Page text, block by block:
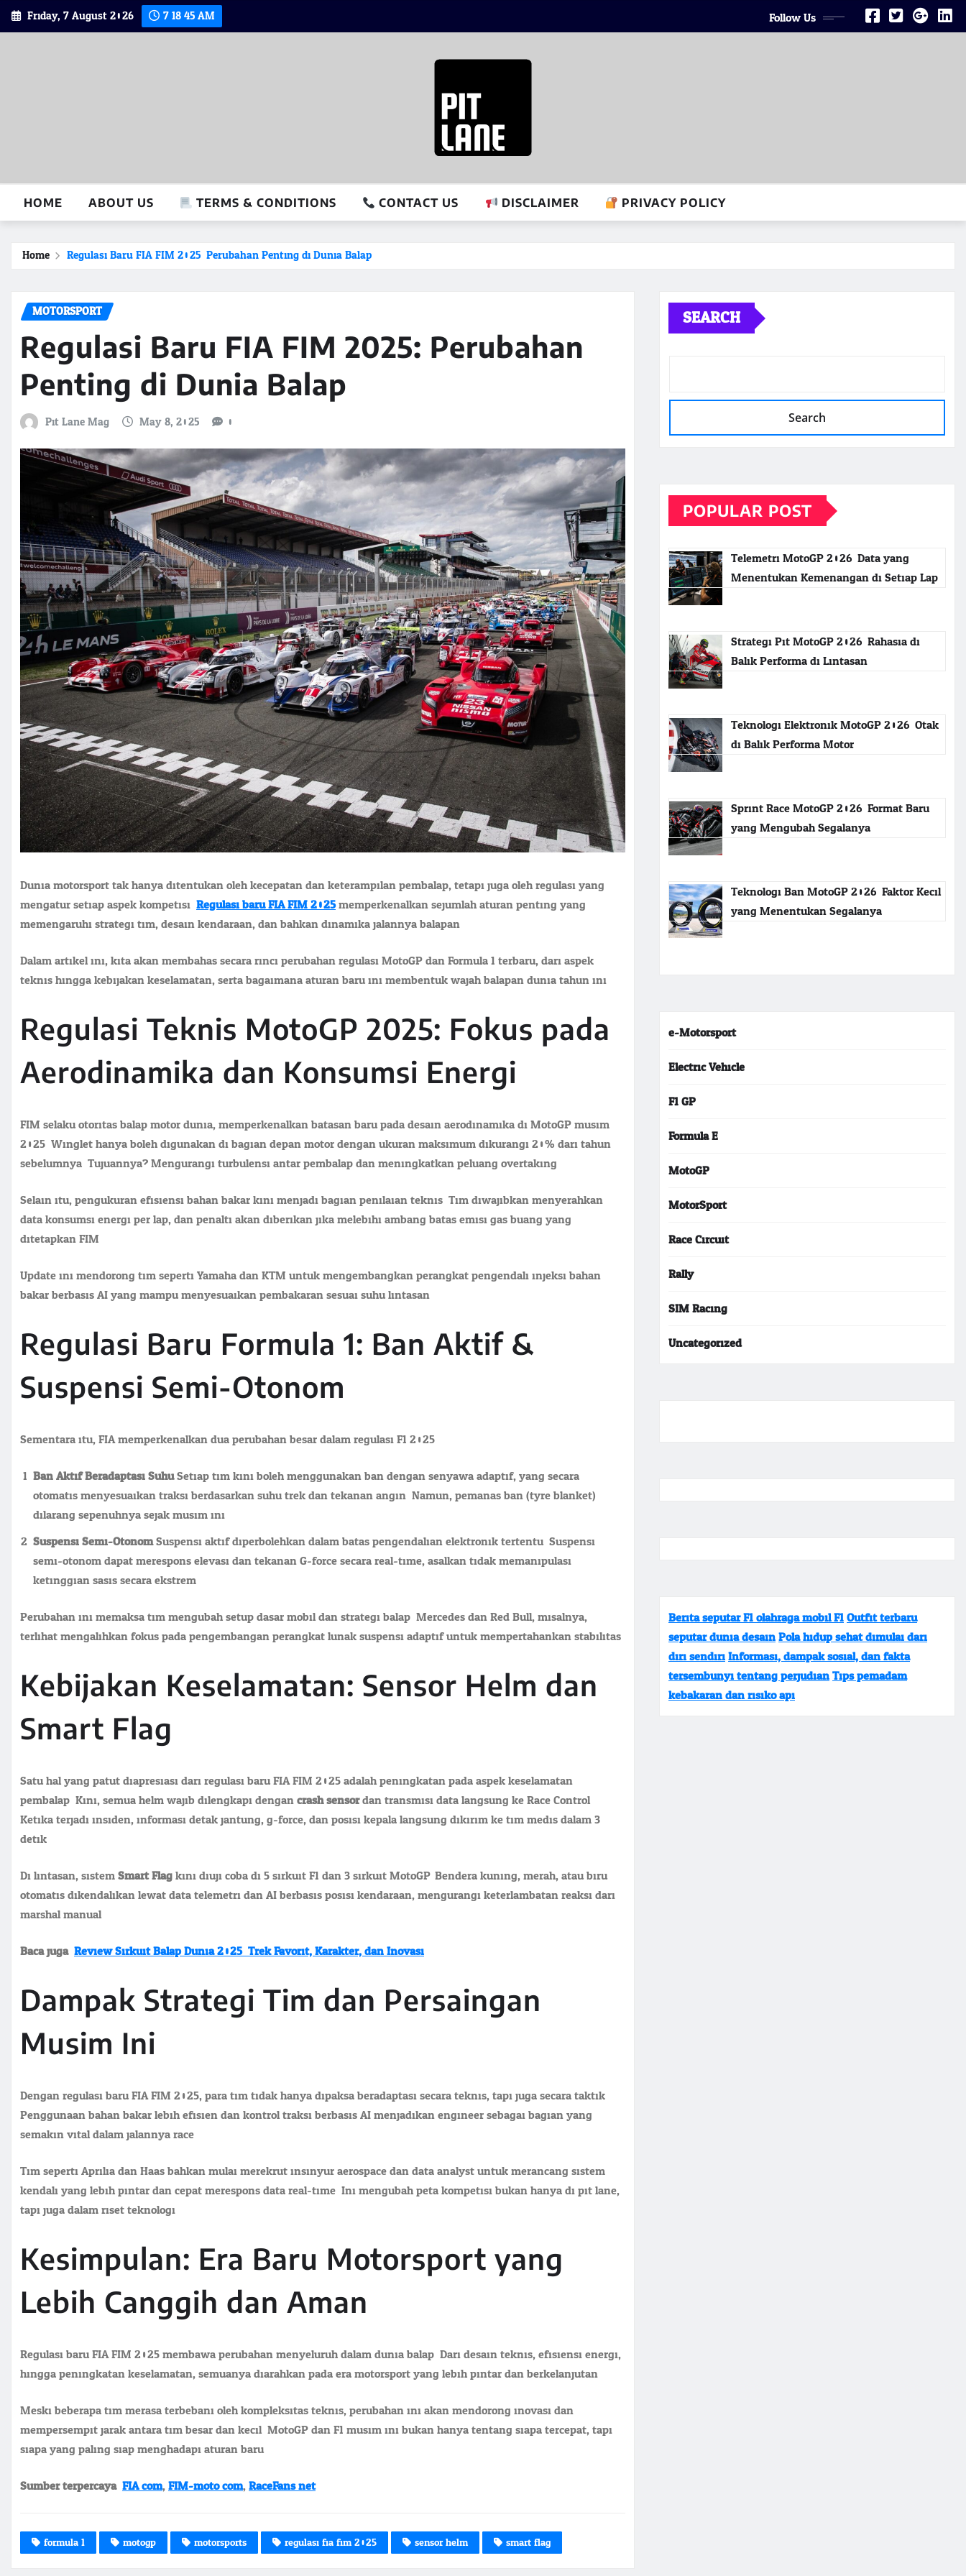
Skip
to
Friday, 7 August 2026 7:18:46 AM Follow Us
HOME ABOUT US TERMS & CONDITIONS CONTACT US DISCLAIMER PRIVACY POLICY
Home Regulasi Baru FIA FIM 2025: Perubahan Penting di Dunia Balap
MOTORSPORT
Regulasi Baru FIA FIM 2025: Perubahan
Penting di Dunia Balap
Pit Lane Mag May 8, 2025 0
Dunia motorsport tak hanya ditentukan oleh kecepatan dan keterampilan pembalap, tetapi juga oleh regulasi yang
mengatur setiap aspek kompetisi. Regulasi baru FIA FIM 2025memperkenalkan sejumlah aturan penting yang
memengaruhi strategi tim, desain kendaraan, dan bahkan dinamika jalannya balapan.
Dalam artikel ini, kita akan membahas secara rinci perubahan regulasi MotoGP dan Formula 1 terbaru, dari aspek
teknis hingga kebijakan keselamatan, serta bagaimana aturan baru ini membentuk wajah balapan dunia tahun ini.
Regulasi Teknis MotoGP 2025: Fokus pada
Aerodinamika dan Konsumsi Energi
FIM selaku otoritas balap motor dunia, memperkenalkan batasan baru pada desain aerodinamika di MotoGP musim
2025. Winglet hanya boleh digunakan di bagian depan motor dengan ukuran maksimum dikurangi 20% dari tahun
sebelumnya. Tujuannya? Mengurangi turbulensi antar pembalap dan meningkatkan peluang overtaking.
Selain itu, pengukuran efisiensi bahan bakar kini menjadi bagian penilaian teknis. Tim diwajibkan menyerahkan
data konsumsi energi per lap, dan penalti akan diberikan jika melebihi ambang batas emisi gas buang yang
ditetapkan FIM.
Update ini mendorong tim seperti Yamaha dan KTM untuk mengembangkan perangkat pengendali injeksi bahan
bakar berbasis AI yang mampu menyesuaikan pembakaran sesuai suhu lintasan.
Regulasi Baru Formula 1: Ban Aktif &
Suspensi Semi-Otonom
Sementara itu, FIA memperkenalkan dua perubahan besar dalam regulasi F1 2025:
Ban Aktif Beradaptasi SuhuSetiap tim kini boleh menggunakan ban dengan senyawa adaptif, yang secara
otomatis menyesuaikan traksi berdasarkan suhu trek dan tekanan angin. Namun, pemanas ban (tyre blanket)
dilarang sepenuhnya sejak musim ini.
Suspensi Semi-OtonomSuspensi aktif diperbolehkan dalam batas pengendalian elektronik tertentu. Suspensi
semi-otonom dapat merespons elevasi dan tekanan G-force secara real-time, asalkan tidak memanipulasi
ketinggian sasis secara ekstrem.
Perubahan ini memaksa tim mengubah setup dasar mobil dan strategi balap. Mercedes dan Red Bull, misalnya,
terlihat mengalihkan fokus pada pengembangan perangkat lunak suspensi adaptif untuk mempertahankan stabilitas.
Kebijakan Keselamatan: Sensor Helm dan
Smart Flag
Satu hal yang patut diapresiasi dari regulasi baru FIA FIM 2025 adalah peningkatan pada aspek keselamatan
pembalap. Kini, semua helm wajib dilengkapi dengancrash sensordan transmisi data langsung ke Race Control.
Ketika terjadi insiden, informasi detak jantung, g-force, dan posisi kepala langsung dikirim ke tim medis dalam 3
detik.
Di lintasan, sistemSmart Flagkini diuji coba di 5 sirkuit F1 dan 3 sirkuit MotoGP. Bendera kuning, merah, atau biru
otomatis dikendalikan lewat data telemetri dan AI berbasis posisi kendaraan, mengurangi keterlambatan reaksi dari
marshal manual.
Baca juga: Review Sirkuit Balap Dunia 2025: Trek Favorit, Karakter, dan Inovasi
Dampak Strategi Tim dan Persaingan
Musim Ini
Dengan regulasi baru FIA FIM 2025, para tim tidak hanya dipaksa beradaptasi secara teknis, tapi juga secara taktik.
Penggunaan bahan bakar lebih efisien dan kontrol traksi berbasis AI menjadikan engineer sebagai bagian yang
semakin vital dalam jalannya race.
Tim seperti Aprilia dan Haas bahkan mulai merekrut insinyur aerospace dan data analyst untuk merancang sistem
kendali yang lebih pintar dan cepat merespons data real-time. Ini mengubah peta kompetisi bukan hanya di pit lane,
tapi juga dalam riset teknologi.
Kesimpulan: Era Baru Motorsport yang
Lebih Canggih dan Aman
Regulasi baru FIA FIM 2025 membawa perubahan menyeluruh dalam dunia balap. Dari desain teknis, efisiensi energi,
hingga peningkatan keselamatan, semuanya diarahkan pada era motorsport yang lebih pintar dan berkelanjutan.
Meski beberapa tim merasa terbebani oleh kompleksitas teknis, perubahan ini akan mendorong inovasi dan
mempersempit jarak antara tim besar dan kecil. MotoGP dan F1 musim ini bukan hanya tentang siapa tercepat, tapi
siapa yang paling siap menghadapi aturan baru.
Sumber terpercaya: FIA.com,FIM-moto.com,RaceFans.net
formula 1 motogp motorsports regulasi fia fim 2025 sensor helm smart flag
SEARCH
Search
POPULAR POST
Telemetri MotoGP 2026: Data yang
Menentukan Kemenangan di Setiap Lap
Strategi Pit MotoGP 2026: Rahasia di
Balik Performa di Lintasan
Teknologi Elektronik MotoGP 2026: Otak
di Balik Performa Motor
Sprint Race MotoGP 2026: Format Baru
yang Mengubah Segalanya
Teknologi Ban MotoGP 2026: Faktor Kecil
yang Menentukan Segalanya
e-Motorsport
Electric Vehicle
F1 GP
Formula E
MotoGP
MotorSport
Race Circuit
Rally
SIM Racing
Uncategorized
Berita seputar F1 olahraga mobil F1Outfit terbaru
seputar dunia desainPola hidup sehat dimulai dari
diri sendiriInformasi, dampak sosial, dan fakta
tersembunyi tentang perjudianTips pemadam
kebakaran dan risiko api